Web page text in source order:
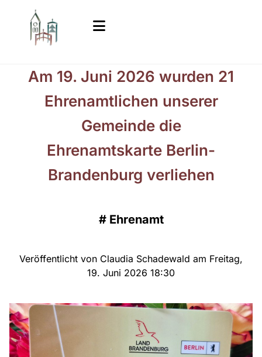
Am 19. Juni 2026 wurden 21
Ehrenamtlichen unserer
Gemeinde die
Ehrenamtskarte Berlin-
Brandenburg verliehen
# Ehrenamt
Veröffentlicht von Claudia Schadewald am Freitag,
19. Juni 2026 18:30